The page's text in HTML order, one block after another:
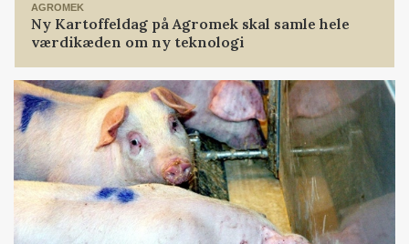
AGROMEK
Ny Kartoffeldag på Agromek skal samle hele
værdikæden om ny teknologi